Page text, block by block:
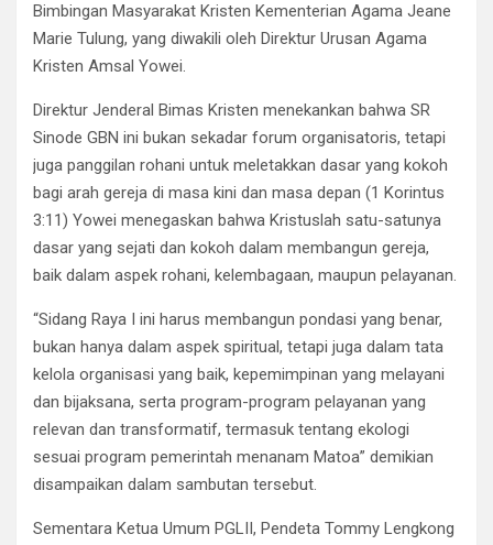
Bimbingan Masyarakat Kristen Kementerian Agama Jeane
Marie Tulung, yang diwakili oleh Direktur Urusan Agama
Kristen Amsal Yowei.
Direktur Jenderal Bimas Kristen menekankan bahwa SR
Sinode GBN ini bukan sekadar forum organisatoris, tetapi
juga panggilan rohani untuk meletakkan dasar yang kokoh
bagi arah gereja di masa kini dan masa depan (1 Korintus
3:11) Yowei menegaskan bahwa Kristuslah satu-satunya
dasar yang sejati dan kokoh dalam membangun gereja,
baik dalam aspek rohani, kelembagaan, maupun pelayanan.
“Sidang Raya I ini harus membangun pondasi yang benar,
bukan hanya dalam aspek spiritual, tetapi juga dalam tata
kelola organisasi yang baik, kepemimpinan yang melayani
dan bijaksana, serta program-program pelayanan yang
relevan dan transformatif, termasuk tentang ekologi
sesuai program pemerintah menanam Matoa” demikian
disampaikan dalam sambutan tersebut.
Sementara Ketua Umum PGLII, Pendeta Tommy Lengkong